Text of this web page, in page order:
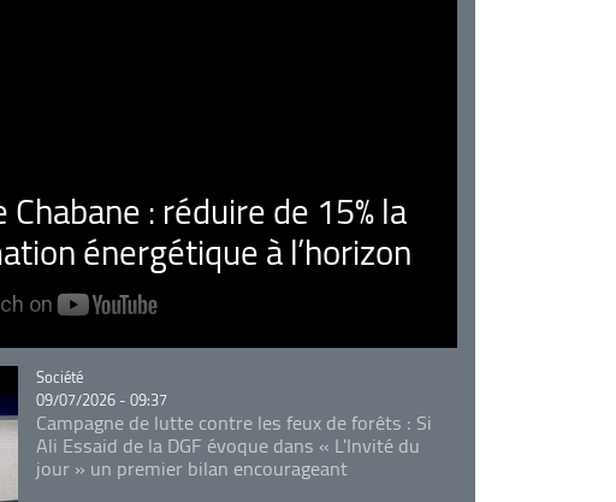
: réduire de 15% la
énergétique à l’horizon
Catégorie
Société
09/07/2026 - 09:37
Campagne de lutte contre les feux de forêts : Si
Ali Essaid de la DGF évoque dans « L'Invité du
jour » un premier bilan encourageant